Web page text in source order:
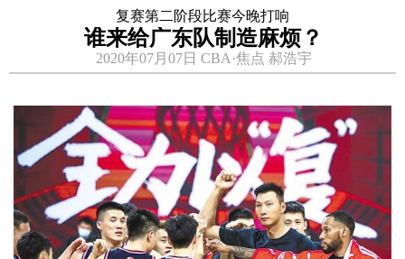
复赛第二阶段比赛今晚打响
谁来给广东队制造麻烦？
2020年07月07日 CBA·焦点 郝浩宇